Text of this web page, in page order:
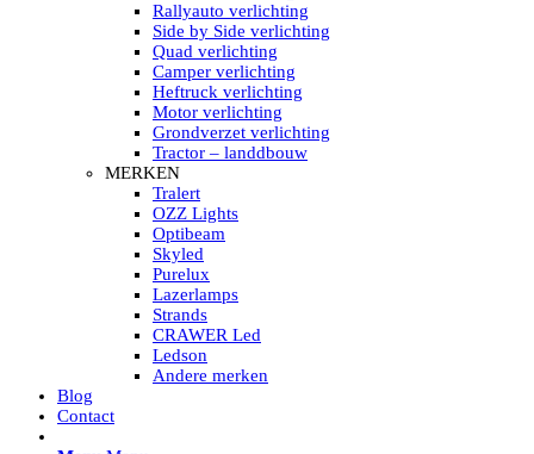
Subcategorieën Hella Marine Led
LED STRIPS
Led strip flexibel Click & Go
Led strip RGB op rol
Led strip IP68 waterdicht
Led strip kleur wit
Led strips Vantage
Led strip met ingebouwde accu
Subcategorieën Led strips
LED INTERIEUR VERLICHTING
Led verlichting interieur PIR / Touch
LED Armatuur met Strip 220V
Led strips
Subcategorieën Led interieur
PORTABLE ACCU LED LAMP
Led hoofdlamp
Camping led verlichting
Led zaklamp
Accu werklamp
ACCESSOIRES/ AANSLUITMATERIAAL
Rallyauto verlichting
Side by Side verlichting
Quad verlichting
Camper verlichting
Heftruck verlichting
Motor verlichting
Grondverzet verlichting
Tractor – landdbouw
MERKEN
Tralert
OZZ Lights
Optibeam
Skyled
Purelux
Lazerlamps
Strands
CRAWER Led
Ledson
Andere merken
Blog
Contact